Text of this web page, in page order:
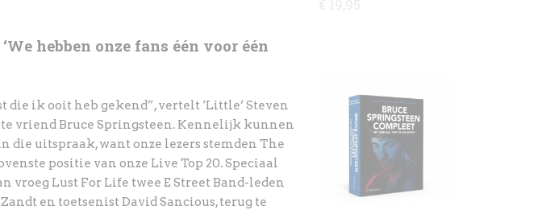
‘We hebben onze fans één voor één
die ik ooit heb gekend”, vertelt ‘Little’ Steven
vriend Bruce Springsteen. Kennelijk kunnen
die uitspraak, want onze lezers stemden The
positie van onze Live Top 20. Speciaal
vroeg Lust For Life twee E Street Band-leden
en toetsenist David Sancious, terug te